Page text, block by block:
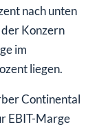
nach unten
Konzern
im
liegen.
Continental
EBIT-Marge